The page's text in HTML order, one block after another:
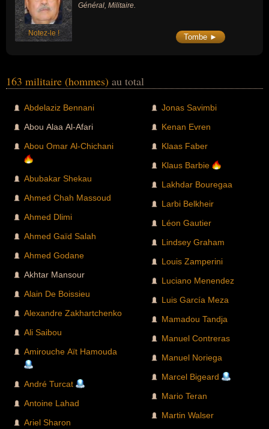
Notez-le !
Général, Militaire.
Tombe ►
163 militaire (hommes) au total
Abdelaziz Bennani
Abou Alaa Al-Afari
Abou Omar Al-Chichani
Abubakar Shekau
Ahmed Chah Massoud
Ahmed Dlimi
Ahmed Gaïd Salah
Ahmed Godane
Akhtar Mansour
Alain De Boissieu
Alexandre Zakhartchenko
Ali Saibou
Amirouche Aït Hamouda
André Turcat
Antoine Lahad
Ariel Sharon
Jonas Savimbi
Kenan Evren
Klaas Faber
Klaus Barbie
Lakhdar Bouregaa
Larbi Belkheir
Léon Gautier
Lindsey Graham
Louis Zamperini
Luciano Menendez
Luis García Meza
Mamadou Tandja
Manuel Contreras
Manuel Noriega
Marcel Bigeard
Mario Teran
Martin Walser